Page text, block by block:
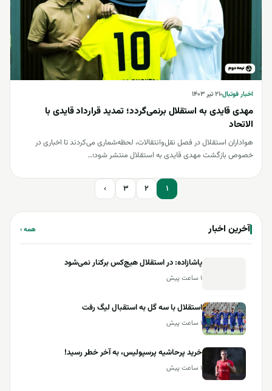
اخبار فوتبال۲۱ تیر ۱۴۰۳
مهدی قایدی به استقلال برنمی‌گردد؛ تمدید قرارداد قایدی با
الاتحاد
هواداران استقلال در فصل نقل‌وانتقالات، لحظه‌شماری می‌کردند تا اخباری در
خصوص بازگشت مهدی قایدی به استقلال منتشر شود؛…
صفحه‌بندی نوشته‌ها 1
2
3
›
آخرین اخبار همه ›
پاشازاده: در استقلال هیچ‌کس برکنار نمی‌شود
۱ ساعت پیش
استقلال با سه گل به استقبال لیگ رفت
۱ ساعت پیش
خرید پرحاشیه‌ پرسپولیس، به آخر خطر رسید!
۱ ساعت پیش